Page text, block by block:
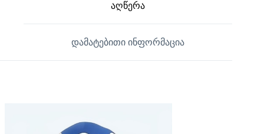
აღწერა
დამატებითი ინფორმაცია